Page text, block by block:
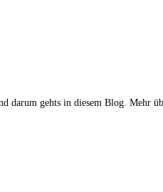
darum gehts in diesem Blog.